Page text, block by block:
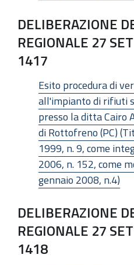
DELIBERAZIONE
REGIONALE 27
1417
Esito procedura di
all'impianto di rifiuti
presso la ditta Cairo
di Rottofreno (PC)
1999, n. 9, come
2006, n. 152, come
gennaio 2008, n.4)
DELIBERAZIONE
REGIONALE 27
1418